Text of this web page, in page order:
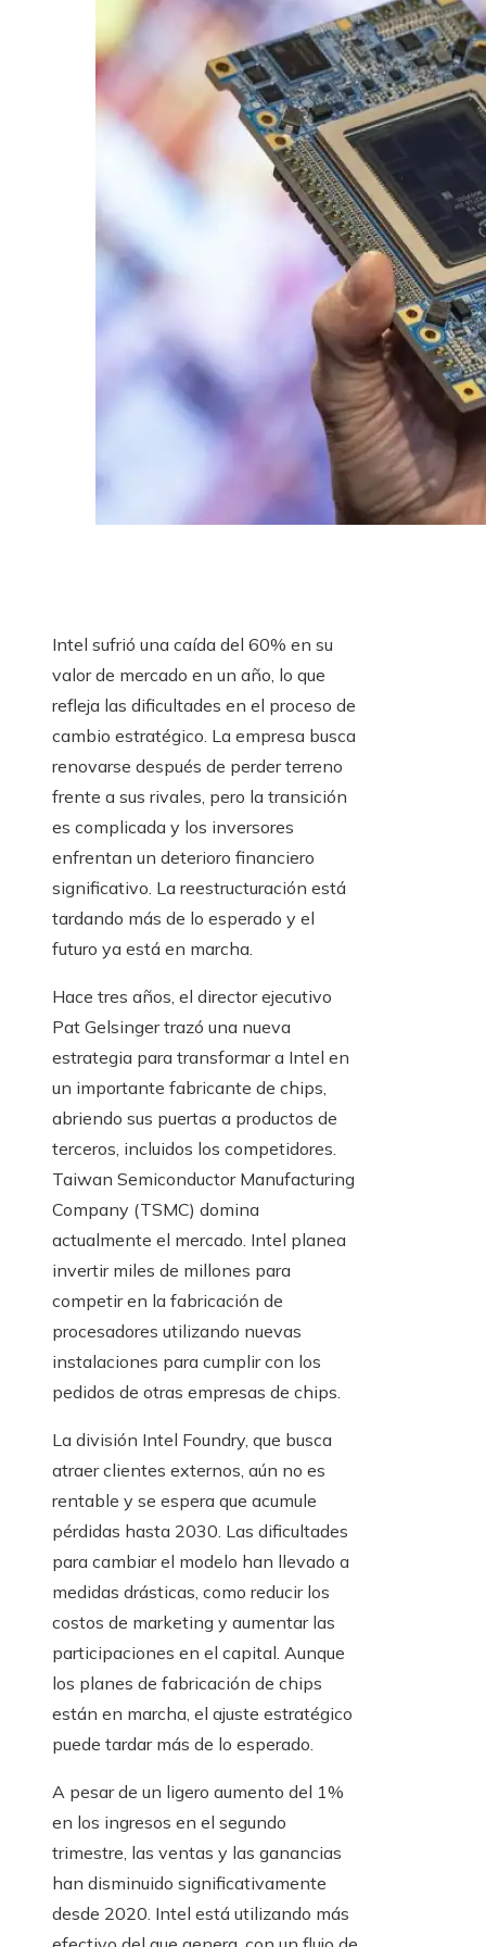
Intel sufrió una caída del 60% en su
valor de mercado en un año, lo que
refleja las dificultades en el proceso de
cambio estratégico. La empresa busca
renovarse después de perder terreno
frente a sus rivales, pero la transición
es complicada y los inversores
enfrentan un deterioro financiero
significativo. La reestructuración está
tardando más de lo esperado y el
futuro ya está en marcha.
Hace tres años, el director ejecutivo
Pat Gelsinger trazó una nueva
estrategia para transformar a Intel en
un importante fabricante de chips,
abriendo sus puertas a productos de
terceros, incluidos los competidores.
Taiwan Semiconductor Manufacturing
Company (TSMC) domina
actualmente el mercado. Intel planea
invertir miles de millones para
competir en la fabricación de
procesadores utilizando nuevas
instalaciones para cumplir con los
pedidos de otras empresas de chips.
La división Intel Foundry, que busca
atraer clientes externos, aún no es
rentable y se espera que acumule
pérdidas hasta 2030. Las dificultades
para cambiar el modelo han llevado a
medidas drásticas, como reducir los
costos de marketing y aumentar las
participaciones en el capital. Aunque
los planes de fabricación de chips
están en marcha, el ajuste estratégico
puede tardar más de lo esperado.
A pesar de un ligero aumento del 1%
en los ingresos en el segundo
trimestre, las ventas y las ganancias
han disminuido significativamente
desde 2020. Intel está utilizando más